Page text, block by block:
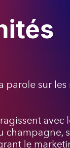
sur les
champagne,
le